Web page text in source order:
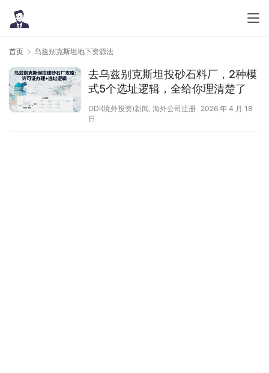
首页 乌兹别克斯坦地下资源法
去乌兹别克斯坦投砂石料厂，2种模
式5个选址逻辑，全给你理清楚了
ODI(境外投资)新闻, 海外公司注册 2026 年 4 月 18
日